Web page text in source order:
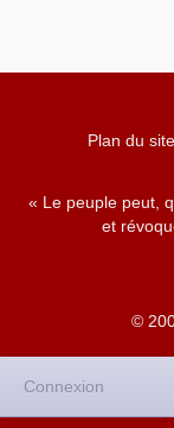
Plan du site
« Le peuple peut,
et
©
Connexion